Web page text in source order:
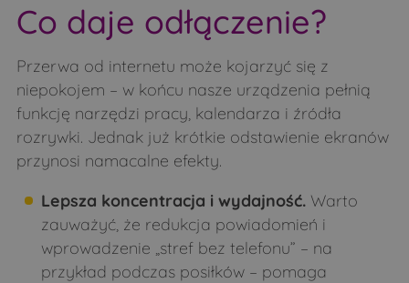
Co daje odłączenie?
Przerwa od internetu może kojarzyć się z
niepokojem – w końcu nasze urządzenia pełnią
funkcję narzędzi pracy, kalendarza i źródła
rozrywki. Jednak już krótkie odstawienie ekranów
przynosi namacalne efekty.
Lepsza koncentracja i wydajność.Warto
zauważyć, że redukcja powiadomień i
wprowadzenie „stref bez telefonu” – na
przykład podczas posiłków – pomaga